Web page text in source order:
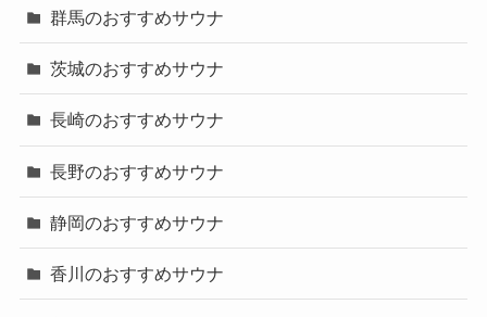
群馬のおすすめサウナ
茨城のおすすめサウナ
長崎のおすすめサウナ
長野のおすすめサウナ
静岡のおすすめサウナ
香川のおすすめサウナ